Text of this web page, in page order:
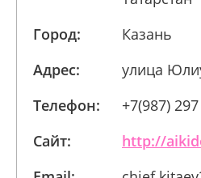
Город:
Казань
Адрес:
улица
Телефон:
+7(987)
Сайт:
http://